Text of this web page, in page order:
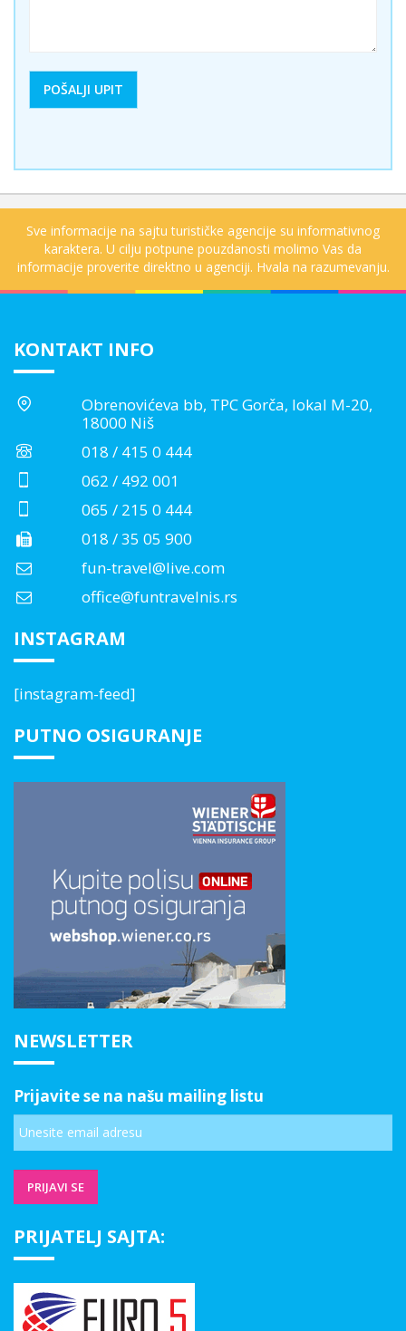
Sve informacije na sajtu turističke agencije su informativnog
karaktera. U cilju potpune pouzdanosti molimo Vas da
informacije proverite direktno u agenciji. Hvala na razumevanju.
KONTAKT INFO
Obrenovićeva bb, TPC Gorča, lokal M-20,
18000 Niš
018 / 415 0 444
062 / 492 001
065 / 215 0 444
018 / 35 05 900
fun-travel@live.com
office@funtravelnis.rs
INSTAGRAM
[instagram-feed]
PUTNO OSIGURANJE
NEWSLETTER
Prijavite se na našu mailing listu
PRIJATELJ SAJTA: